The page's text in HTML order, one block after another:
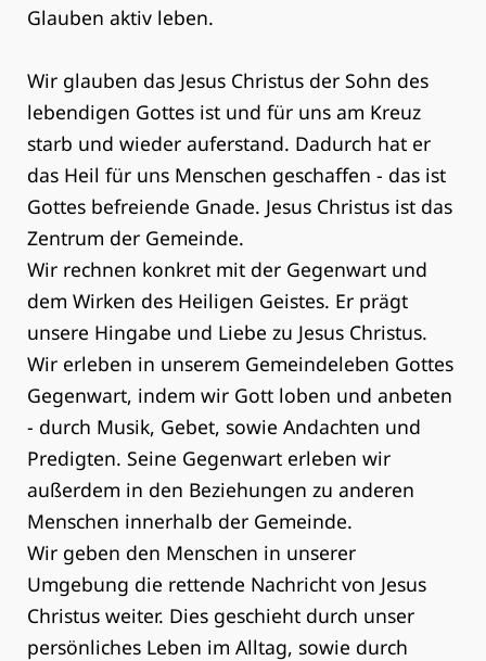
Glauben aktiv leben.
Wir glauben das Jesus Christus der Sohn des
lebendigen Gottes ist und für uns am Kreuz
starb und wieder auferstand. Dadurch hat er
das Heil für uns Menschen geschaffen - das ist
Gottes befreiende Gnade. Jesus Christus ist das
Zentrum der Gemeinde.
Wir rechnen konkret mit der Gegenwart und
dem Wirken des Heiligen Geistes. Er prägt
unsere Hingabe und Liebe zu Jesus Christus.
Wir erleben in unserem Gemeindeleben Gottes
Gegenwart, indem wir Gott loben und anbeten
- durch Musik, Gebet, sowie Andachten und
Predigten. Seine Gegenwart erleben wir
außerdem in den Beziehungen zu anderen
Menschen innerhalb der Gemeinde.
Wir geben den Menschen in unserer
Umgebung die rettende Nachricht von Jesus
Christus weiter. Dies geschieht durch unser
persönliches Leben im Alltag, sowie durch